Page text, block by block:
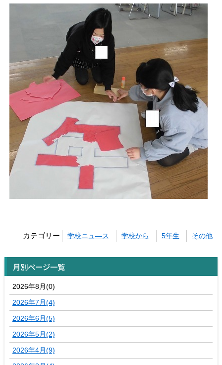
カテゴリー 学校ニュ―ス 学校から 5年生 その他
月別ページ一覧
2026年8月(0)
2026年7月(4)
2026年6月(5)
2026年5月(2)
2026年4月(9)